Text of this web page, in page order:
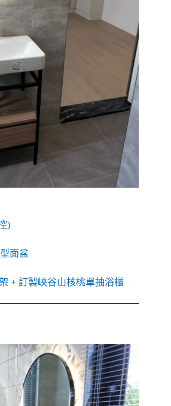
)
面盆
+ 訂製峽谷山核桃單抽浴櫃